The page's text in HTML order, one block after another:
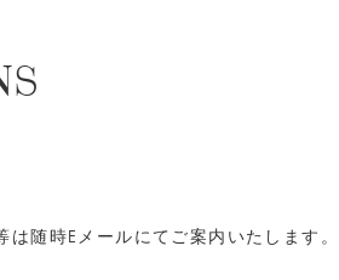
随時Eメールにてご案内いたします。